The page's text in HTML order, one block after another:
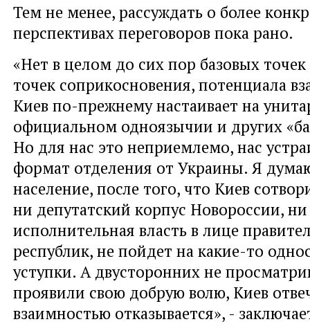
Тем не менее, рассуждать о более
перспективах переговоров пока рано.
«Нет в целом до сих пор базовых
точек соприкосновения, потенциала
Киев по-прежнему настаивает на
официальном одноязычии и других
Но для нас это неприемлемо, нас
формат отделения от Украины. Я
население, после того, что Киев
ни депутатский корпус Новороссии, ни
исполнительная власть в лице
республик, не пойдет на какие-то
уступки. А двусторонних не
проявили свою добрую волю, Киев
взаимностью отказывается», -